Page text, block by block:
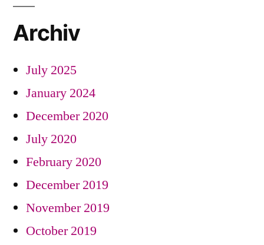
Archiv
July 2025
January 2024
December 2020
July 2020
February 2020
December 2019
November 2019
October 2019